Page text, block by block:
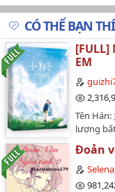
Moment 13
Moment 14
Moment 15
Moment 16
Moment 17
Moment 18
Moment 19
Moment 20
CÓ THỂ BẠN
[FULL]
EM
Tên
lượng
mai trúc
Lục
NT)Tình
Beta:
Đoản